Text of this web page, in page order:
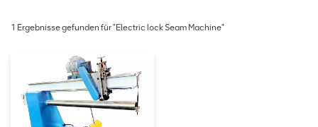
1 Ergebnisse gefunden für "Electric lock Seam Machine"